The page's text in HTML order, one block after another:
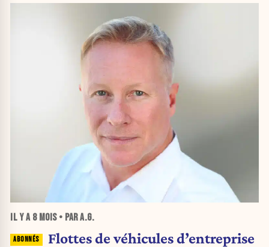
IL Y A 8 MOIS• PAR A.G.
Flottes de véhicules d’entreprise